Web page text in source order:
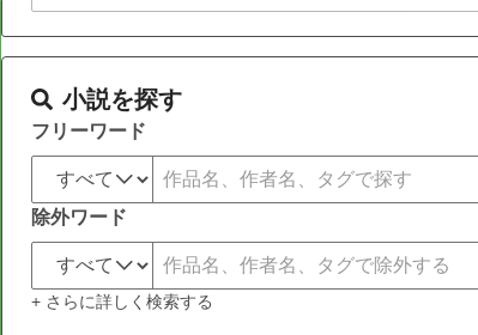
小説を探す
フリーワード
除外ワード
+ さらに詳しく検索する